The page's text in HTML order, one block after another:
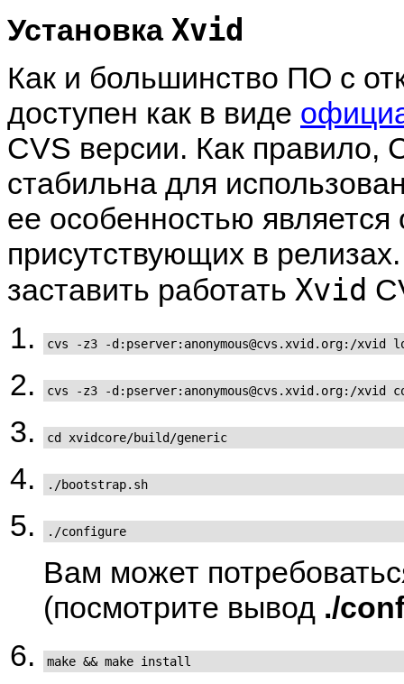
Установка Xvid
Как и большинство ПО с
доступен как в виде
CVS версии. Как правило,
стабильна для
ее особенностью является
присутствующих в
заставить работать Xvid
cvs -z3 -d:pserver:anonymous@cvs.xvid.org:/xvid
cvs -z3 -d:pserver:anonymous@cvs.xvid.org:/xvid
cd xvidcore/build/generic
./bootstrap.sh
./configure
Вам может
(посмотрите вывод ./
make && make install